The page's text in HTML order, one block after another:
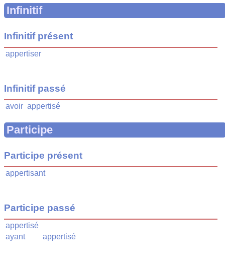
Infinitif
Infinitif présent
appertiser
Infinitif passé
avoir appertisé
Participe
Participe présent
appertisant
Participe passé
appertisé
ayant
appertisé